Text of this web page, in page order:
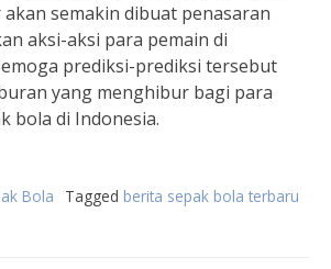
semakin dibuat penasaran
aksi-aksi para pemain di
prediksi-prediksi tersebut
yang menghibur bagi para
bola di Indonesia.
Bola Tagged berita sepak bola terbaru